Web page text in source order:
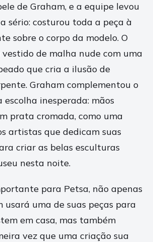
de Graham, e a equipe levou
sério: costurou toda a peça à
sobre o corpo da modelo. O
de malha nude com uma
que cria a ilusão de
Graham complementou o
escolha inesperada: mãos
prata cromada, como uma
artistas que dedicam suas
criar as belas esculturas
nesta noite.
para Petsa, não apenas
usará uma de suas peças para
em casa, mas também
vez que uma criação sua